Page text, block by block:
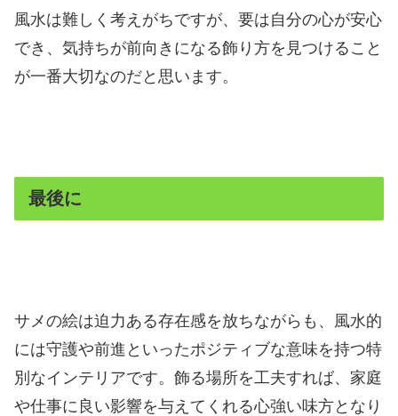
風水は難しく考えがちですが、要は自分の心が安心
でき、気持ちが前向きになる飾り方を見つけること
が一番大切なのだと思います。
最後に
サメの絵は迫力ある存在感を放ちながらも、風水的
には守護や前進といったポジティブな意味を持つ特
別なインテリアです。飾る場所を工夫すれば、家庭
や仕事に良い影響を与えてくれる心強い味方となり